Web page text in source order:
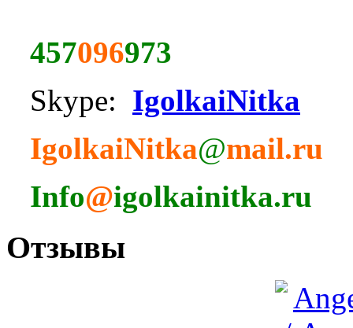
457096973
Skype: IgolkaiNitka
IgolkaiNitka@mail.ru
Info@igolkainitka.ru
Отзывы